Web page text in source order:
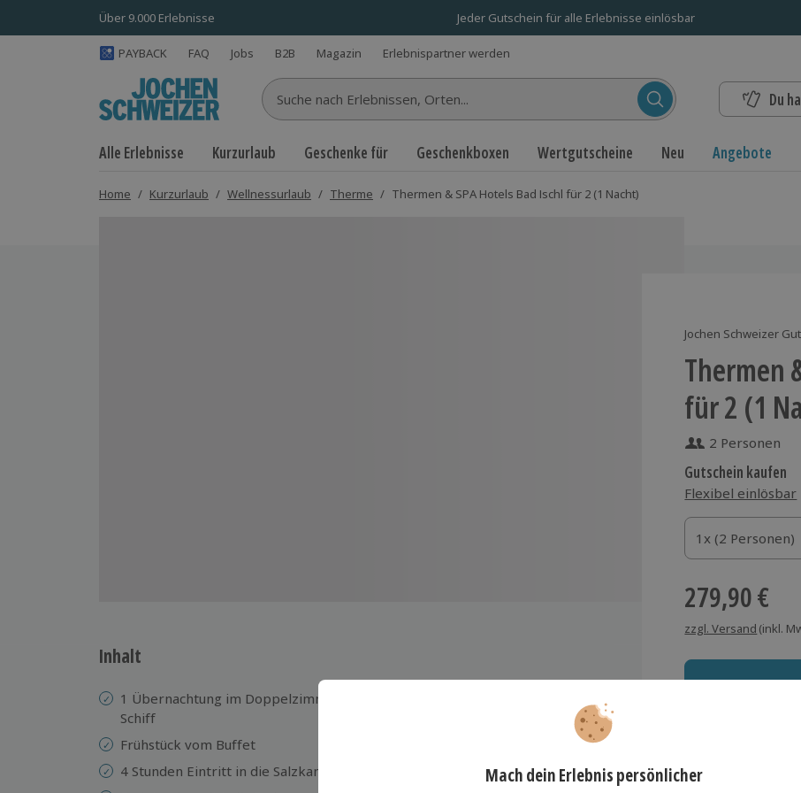
Über 9.000 Erlebnisse Jeder Gutschein für alle Erlebnisse einlösbar
PAYBACK FAQ Jobs B2B Magazin Erlebnispartner werden
Suche nach Erlebnissen... Du
Alle Erlebnisse Kurzurlaub Geschenke für Geschenkboxen Wertgutscheine Neu Angebote
Home / Kurzurlaub / Wellnessurlaub / Therme / Thermen & SPA Hotels Bad Ischl für 2 (1 Nacht)
Jochen Schweizer
Thermen
für 2 (1
2 Personen
Gutschein kaufen
Flexibel einlösbar
1x (2 Personen)
1x (2 Personen)
1x (2 Personen)
279,90 €
zzgl. Versand (inkl.
Immer das
Große Auswahl,
Inhalt
1 Übernachtung im Doppelzimmer Classic (21-22 qm) im Hotel Goldenes
Schiff
Frühstück vom Buffet
4 Stunden Eintritt in die Salzkammergut-Therme